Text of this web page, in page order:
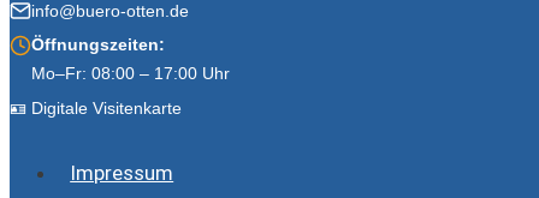
info@buero-otten.de
Öffnungszeiten:
Mo–Fr: 08:00 – 17:00 Uhr
🪪 Digitale Visitenkarte
Impressum